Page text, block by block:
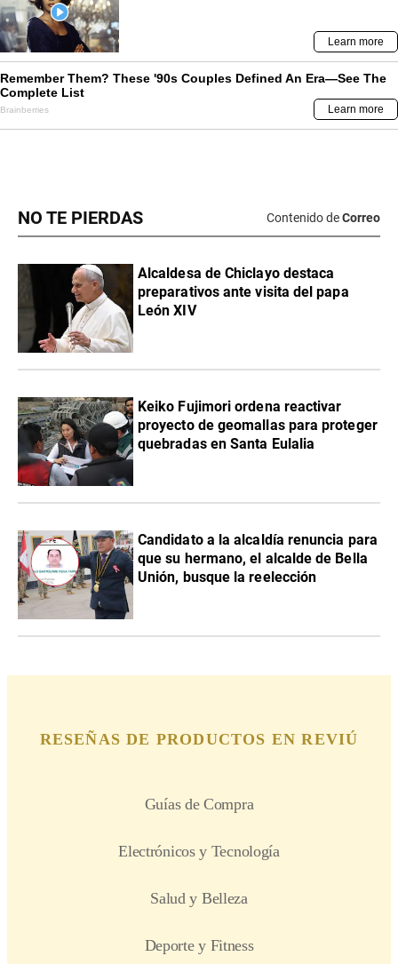
NO TE PIERDAS Contenido deCorreo
Alcaldesa de Chiclayo destaca
preparativos ante visita del papa
León XIV
Keiko Fujimori ordena reactivar
proyecto de geomallas para proteger
quebradas en Santa Eulalia
Candidato a la alcaldía renuncia para
que su hermano, el alcalde de Bella
Unión, busque la reelección